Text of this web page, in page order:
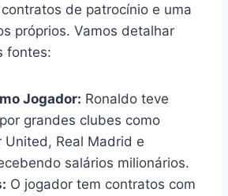
de patrocínio e uma
próprios. Vamos detalhar
fontes:
Jogador: Ronaldo teve
grandes clubes como
United, Real Madrid e
salários milionários.
O jogador tem contratos com